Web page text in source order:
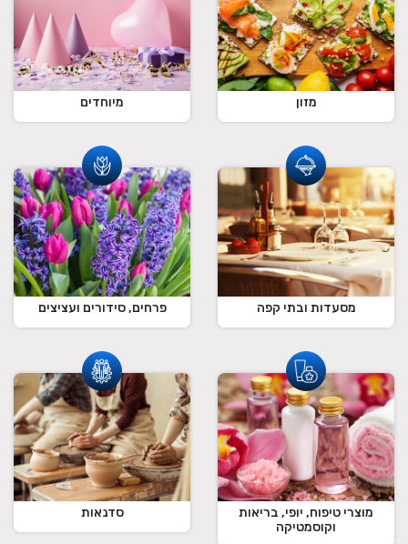
מזון מיוחדים
מסעדות ובתי קפה פרחים, סידורים ועציצים
מוצרי טיפוח, יופי, בריאות
וקוסמטיקה
סדנאות